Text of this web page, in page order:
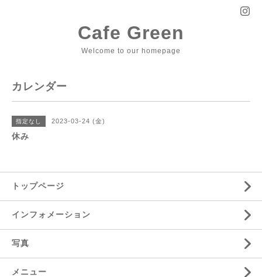
Cafe Green
Welcome to our homepage
カレンダー
指定なし 2023-03-24 (金)
休み
トップページ
インフォメーション
写真
メニュー